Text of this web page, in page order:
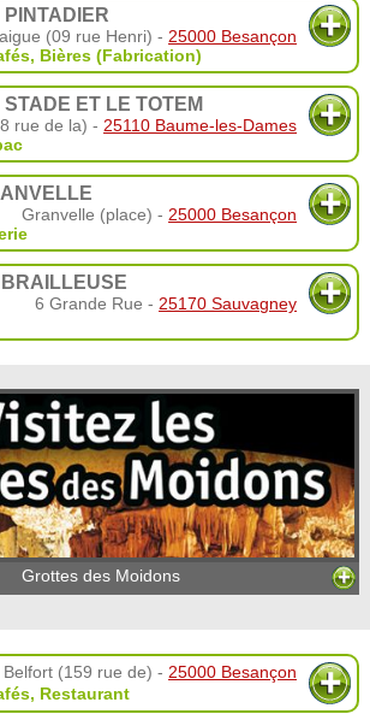
(09 rue Henri) - 25000 Besançon
, Bières (Fabrication)
ET LE TOTEM
rue de la) - 25110 Baume-les-Dames
Granvelle (place) - 25000 Besançon
6 Grande Rue - 25170 Sauvagney
Grottes des Moidons
Belfort (159 rue de) - 25000 Besançon
, Restaurant